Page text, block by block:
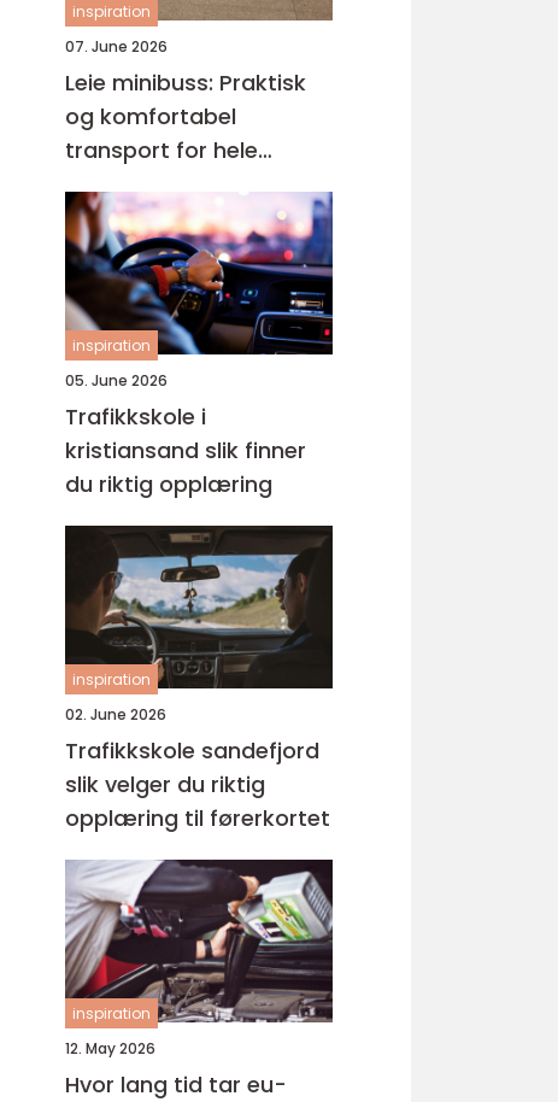
inspiration
07. June 2026
Leie minibuss: Praktisk
og komfortabel
transport for hele
gruppen
inspiration
05. June 2026
Trafikkskole i
kristiansand slik finner
du riktig opplæring
inspiration
02. June 2026
Trafikkskole sandefjord
slik velger du riktig
opplæring til førerkortet
inspiration
12. May 2026
Hvor lang tid tar eu-